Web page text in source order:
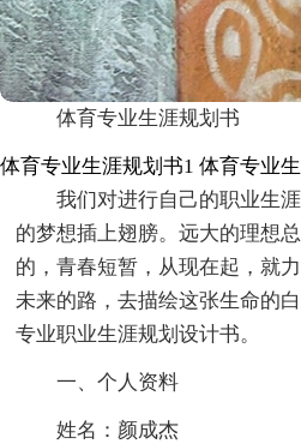
体育专业生涯规划书
体育专业生涯规划书1
我们对进行自己的职业生
的梦想插上翅膀。远大的理想
的，青春短暂，从现在起，就
未来的路，去描绘这张生命的
专业职业生涯规划设计书。
一、个人资料
姓名：颜成杰
体育专业